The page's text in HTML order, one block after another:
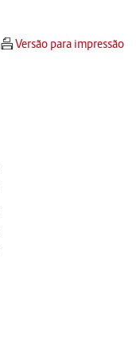
Versão para impressão